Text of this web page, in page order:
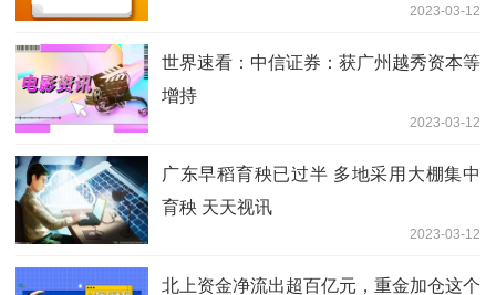
2023-03-12
世界速看：中信证券：获广州越秀资本等
增持
2023-03-12
广东早稻育秧已过半 多地采用大棚集中
育秧 天天视讯
2023-03-12
北上资金净流出超百亿元，重金加仓这个